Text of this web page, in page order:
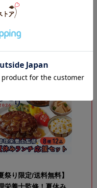
常食にも日常使いに
料無料】常温保存て
きミートボール 50袋
10,800
祭り限定/送料無料】